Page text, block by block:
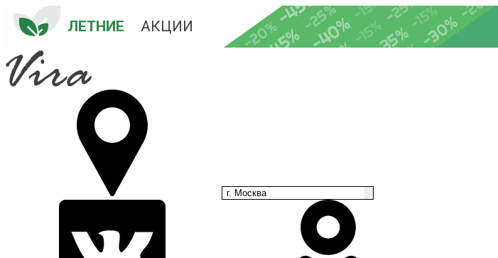
-20%
-35%
-15%
-25%
-35%
-25%
-45%
-15%
-35%
-15%
-40%
-15%
-30%
ЛЕТНИЕ АКЦИИ
г. Москва